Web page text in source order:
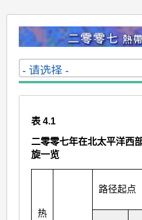
表 4.1
二零零七年在北太平洋西
旋一览
热
路径起点